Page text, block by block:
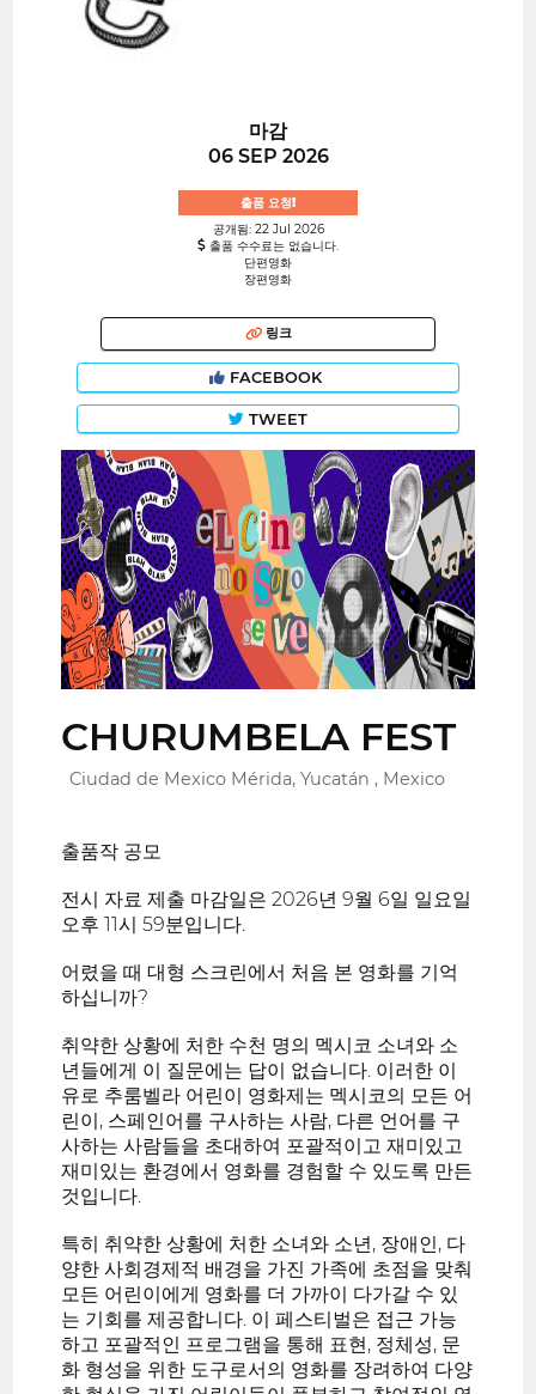
마감
06 SEP 2026
출품 요청!
공개됨: 22 Jul 2026
출품 수수료는 없습니다.
단편영화
장편영화
링크
FACEBOOK
TWEET
CHURUMBELA FEST
Ciudad de Mexico Mérida, Yucatán , Mexico
출품작 공모
전시 자료 제출 마감일은 2026년 9월 6일 일요일
오후 11시 59분입니다.
어렸을 때 대형 스크린에서 처음 본 영화를 기억
하십니까?
취약한 상황에 처한 수천 명의 멕시코 소녀와 소
년들에게 이 질문에는 답이 없습니다. 이러한 이
유로 추룸벨라 어린이 영화제는 멕시코의 모든 어
린이, 스페인어를 구사하는 사람, 다른 언어를 구
사하는 사람들을 초대하여 포괄적이고 재미있고
재미있는 환경에서 영화를 경험할 수 있도록 만든
것입니다.
특히 취약한 상황에 처한 소녀와 소년, 장애인, 다
양한 사회경제적 배경을 가진 가족에 초점을 맞춰
모든 어린이에게 영화를 더 가까이 다가갈 수 있
는 기회를 제공합니다. 이 페스티벌은 접근 가능
하고 포괄적인 프로그램을 통해 표현, 정체성, 문
화 형성을 위한 도구로서의 영화를 장려하여 다양